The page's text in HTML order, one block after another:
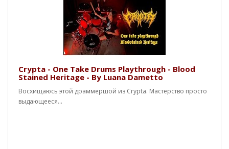
Crypta - One Take Drums Playthrough - Blood
Stained Heritage - By Luana Dametto
Восхищаюсь этой драммершой из Crypta. Мастерство просто
выдающееся...